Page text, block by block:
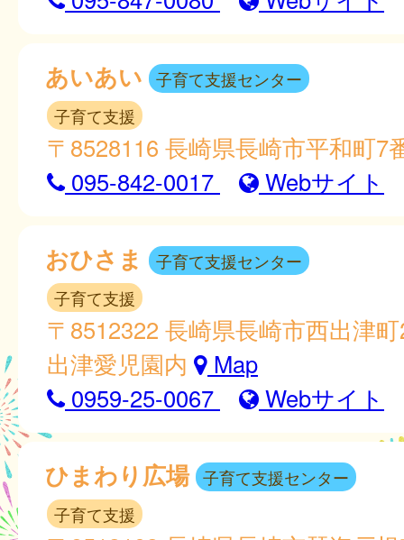
あいあい
子育て支援センター
子育て支援
〒8528116 長崎県長崎市平和町7
095-842-0017
Webサイト
おひさま
子育て支援センター
子育て支援
〒8512322 長崎県長崎市西出津
出津愛児園内
Map
0959-25-0067
Webサイト
ひまわり広場 子育て支援センター
子育て支援